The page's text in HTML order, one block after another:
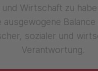
Wirtschaft zu
ausgewogene
sozialer und
Verantwortung.